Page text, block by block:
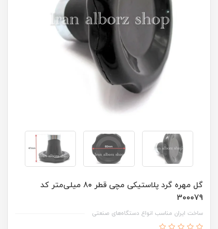
گل مهره گرد پلاستیکی مچی قطر 80 میلی‌متر کد
300079
ساخت ایران مناسب انواع دستگاه‌های صنعتی